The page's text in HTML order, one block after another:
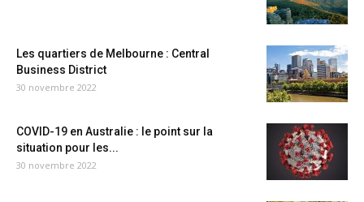
Les quartiers de Melbourne : Central
Business District
30 novembre 2022
COVID-19 en Australie : le point sur la
situation pour les...
30 novembre 2022